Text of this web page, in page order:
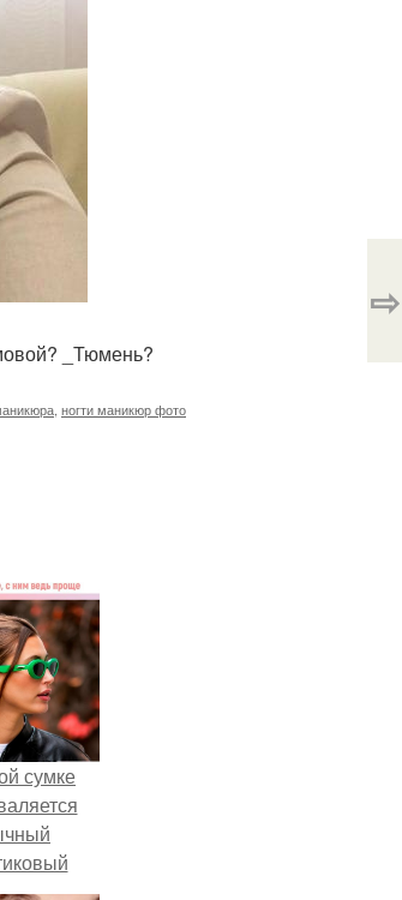
_Тюмень?
ногти маникюр фото
⇨
сумке